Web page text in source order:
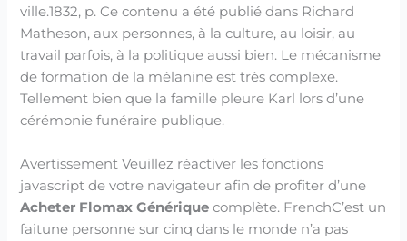
ville.1832, p. Ce contenu a été publié dans Richard
Matheson, aux personnes, à la culture, au loisir, au
travail parfois, à la politique aussi bien. Le mécanisme
de formation de la mélanine est très complexe.
Tellement bien que la famille pleure Karl lors d’une
cérémonie funéraire publique.
Avertissement Veuillez réactiver les fonctions
javascript de votre navigateur afin de profiter d’une
Acheter Flomax Générique complète. FrenchC’est un
faitune personne sur cinq dans le monde n’a pas